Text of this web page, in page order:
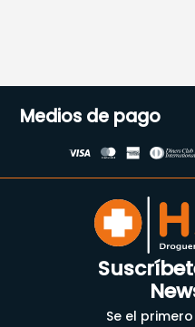
Medios de pago
Se el